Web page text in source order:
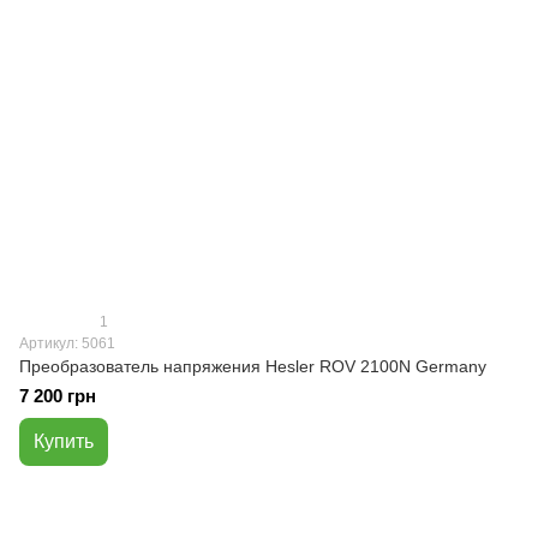
1
Артикул: 5061
Преобразователь напряжения Hesler ROV 2100N Germany
7 200 грн
Купить